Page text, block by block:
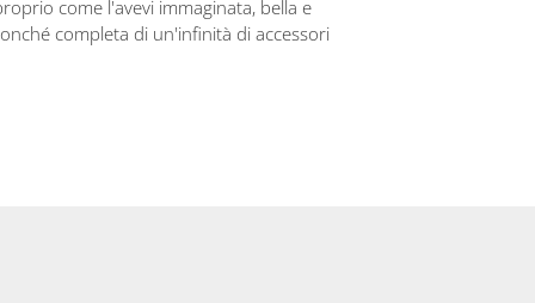
come l'avevi immaginata, bella e
completa di un'infinità di accessori